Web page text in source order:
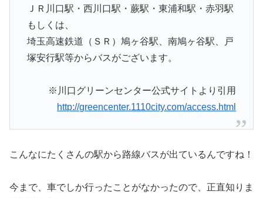
ＪＲ川口駅・西川口駅・蕨駅・東浦和駅・赤羽駅
もしくは、
埼玉高速鉄道（ＳＲ）鳩ヶ谷駅、南鳩ヶ谷駅、戸
塚安行駅等からバスがございます。
※川口グリーンセンター公式サイトより引用
http://greencenter.1110city.com/access.html
こんなにたくさんの駅から路線バスが出ているんですね！
今まで、車でしか行ったことがなかったので、正直知りま